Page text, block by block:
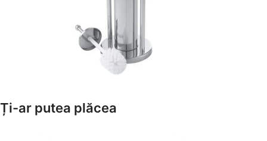
Suporți Hârtie Igenică
Ți-ar putea plăcea